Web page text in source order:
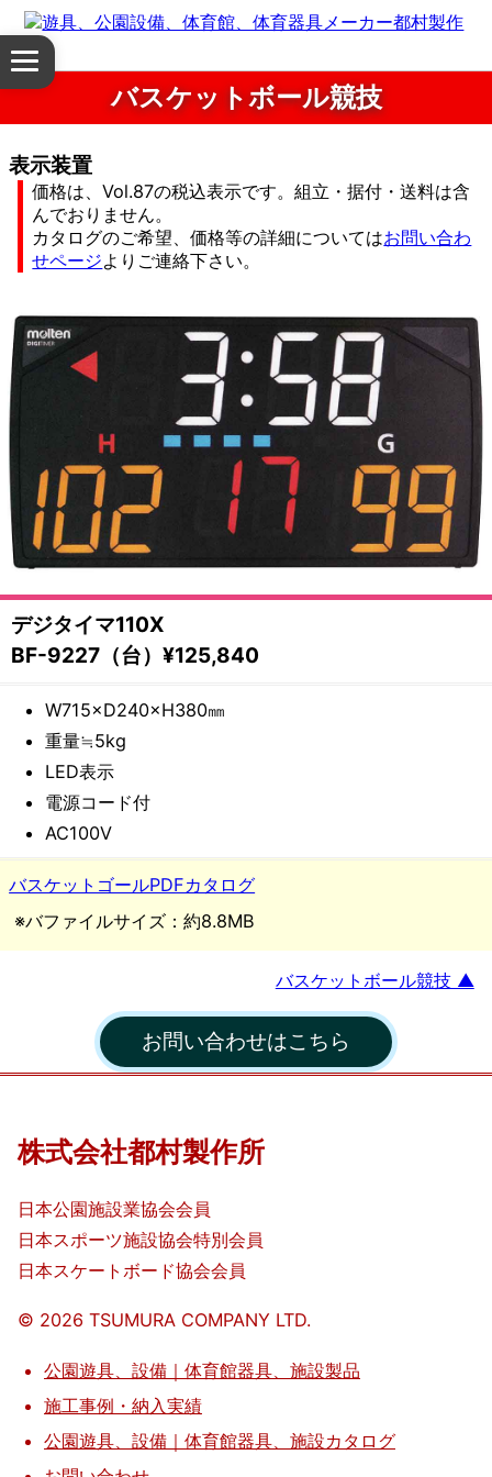
体
育
館・
体
育
器
具
公
園
設
備・
遊
具
メ
ー
カ
ー
都
村
製
メ
ニ
を
開
バスケットボール競技
表示装置
価格は、Vol.87の税込表示です。組立・据付・送料は含
んでおりません。
カタログのご希望、価格等の詳細についてはお問い合わ
せページよりご連絡下さい。
デジタイマ110X
BF-9227（台）¥125,840
W715×D240×H380㎜
重量≒5kg
LED表示
電源コード付
AC100V
バスケットゴールPDFカタログ
※バファイルサイズ：約8.8MB
バスケットボール競技 ▲
お問い合わせはこちら
株式会社都村製作所
日本公園施設業協会会員
日本スポーツ施設協会特別会員
日本スケートボード協会会員
©️ 2026 TSUMURA COMPANY LTD.
公園遊具、設備｜体育館器具、施設製品
施工事例・納入実績
公園遊具、設備｜体育館器具、施設カタログ